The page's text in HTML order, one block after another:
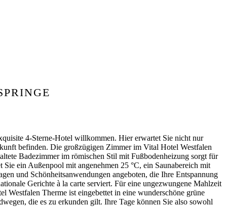
4-Sterne-Hotel willkommen. Hier erwartet Sie nicht nur
befinden. Die großzügigen Zimmer im Vital Hotel Westfalen
Badezimmer im römischen Stil mit Fußbodenheizung sorgt für
ein Außenpool mit angenehmen 25 °C, ein Saunabereich mit
und Schönheitsanwendungen angeboten, die Ihre Entspannung
Gerichte à la carte serviert. Für eine ungezwungene Mahlzeit
Westfalen Therme ist eingebettet in eine wunderschöne grüne
die es zu erkunden gilt. Ihre Tage können Sie also sowohl